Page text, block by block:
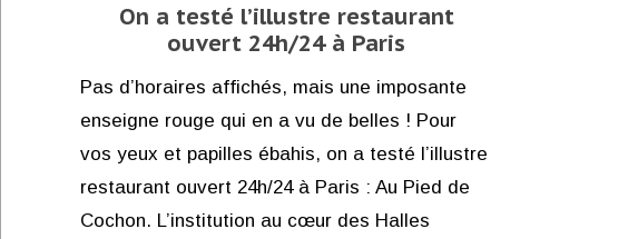
On a testé l’illustre restaurant
ouvert 24h/24 à Paris
Pas d’horaires affichés, mais une imposante
enseigne rouge qui en a vu de belles ! Pour
vos yeux et papilles ébahis, on a testé l’illustre
restaurant ouvert 24h/24 à Paris : Au Pied de
Cochon. L’institution au cœur des Halles